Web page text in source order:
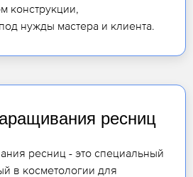
конструкции,
нужды мастера и клиента.
ресниц
ресниц - это специальный
в косметологии для